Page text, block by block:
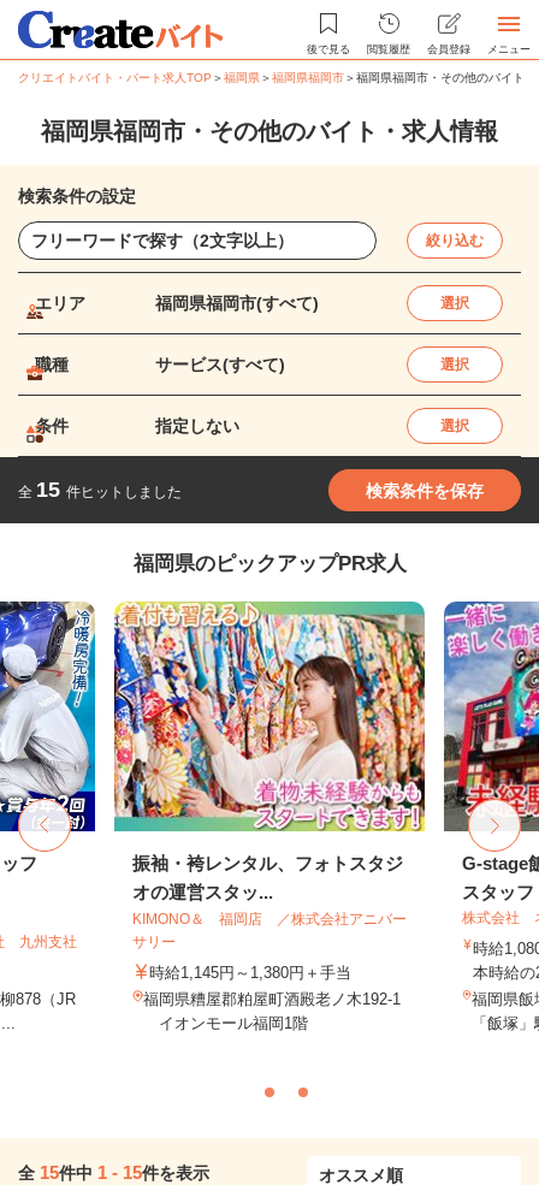
後で見る 閲覧履歴 会員登録 メニュー
クリエイトバイト・パート求人TOP ＞福岡県＞福岡県福岡市＞福岡県福岡市・その他のバイト
福岡県福岡市・その他のバイト・求人情報
検索条件の設定
絞り込む
エリア 福岡県福岡市(すべて) 選択
職種 サービス(すべて) 選択
条件 指定しない 選択
全 15 件ヒットしました 検索条件を保存
福岡県のピックアップPR求人
フ
九州支社
878（JR
振袖・袴レンタル、フォトスタジ
オの運営スタッ...
KIMONO＆ 福岡店 ／株式会社アニバー
サリー
時給1,145円～1,380円＋手当
福岡県糟屋郡粕屋町酒殿老ノ木192-1
イオンモール福岡1階
G-stage
スタッフ
株式会社
時給
本時給
福岡県飯
「飯塚
全 15件中 1 - 15件を表示